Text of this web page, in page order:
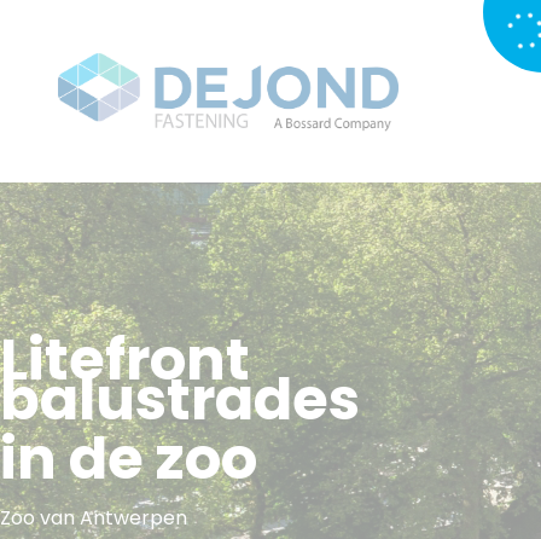
Litefront
balustrades
in de zoo
Zoo van Antwerpen